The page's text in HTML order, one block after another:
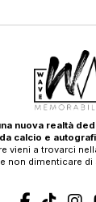
nuova realtà
calcio e
vieni a trovarci
non dimenticare